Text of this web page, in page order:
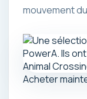
mouvement
Acheter